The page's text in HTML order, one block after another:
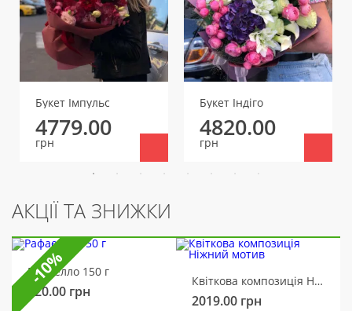
Букет Імпульс
4779.00
грн
Букет Індіго
4820.00
грн
АКЦІЇ ТА ЗНИЖКИ
Рафаелло 150 г
320.00 грн
Квіткова композиція Ніжний мотив
2019.00 грн
-10%